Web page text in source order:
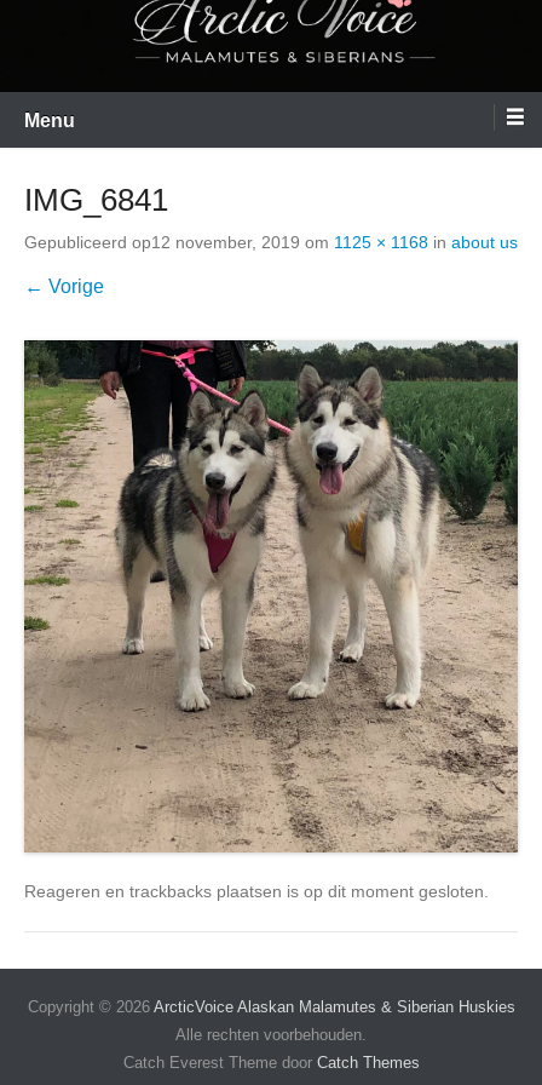
Menu
IMG_6841
Gepubliceerd op12 november, 2019 om 1125 × 1168 in about us
← Vorige
Reageren en trackbacks plaatsen is op dit moment gesloten.
Copyright © 2026 ArcticVoice Alaskan Malamutes & Siberian Huskies
Alle rechten voorbehouden.
Catch Everest Theme door Catch Themes